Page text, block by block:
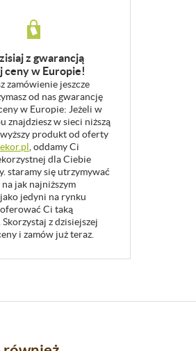
z gwarancją
ceny w Europie!
zamówienie jeszcze
od nas gwarancję
w Europie: Jeżeli w
znajdziesz w sieci niższą
produkt od oferty
, oddamy Ci
dla Ciebie
staramy się utrzymywać
na jak najniższym
jedyni na rynku
Ci taką
z dzisiejszej
i zamów już teraz.